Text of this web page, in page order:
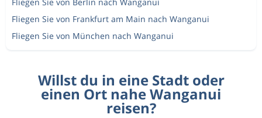
Fliegen Sie von Frankfurt am Main nach Wanganui
Fliegen Sie von München nach Wanganui
Willst du in eine Stadt oder
einen Ort nahe Wanganui
reisen?